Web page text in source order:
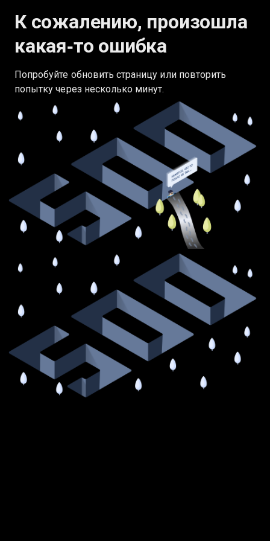
К сожалению, произошла
какая‑то ошибка
Попробуйте обновить страницу или повторить
попытку через несколько минут.